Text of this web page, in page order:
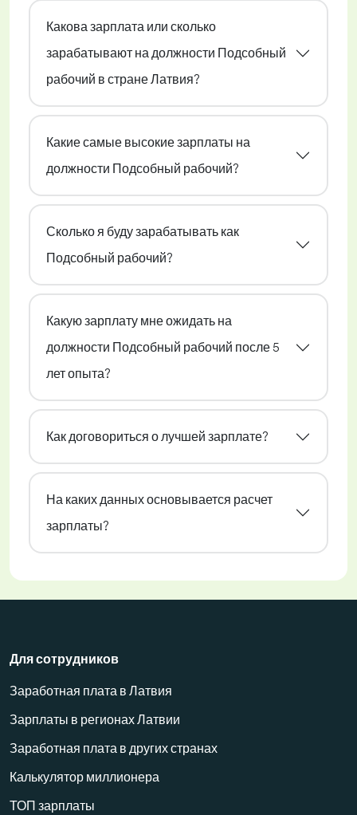
Какова зарплата или сколько
зарабатывают на должности Подсобный
рабочий в стране Латвия?
Какие самые высокие зарплаты на
должности Подсобный рабочий?
Сколько я буду зарабатывать как
Подсобный рабочий?
Какую зарплату мне ожидать на
должности Подсобный рабочий после 5
лет опыта?
Как договориться о лучшей зарплате?
На каких данных основывается расчет
зарплаты?
Для сотрудников
Заработная плата в Латвия
Зарплаты в регионах Латвии
Заработная плата в других странах
Калькулятор миллионера
ТОП зарплаты